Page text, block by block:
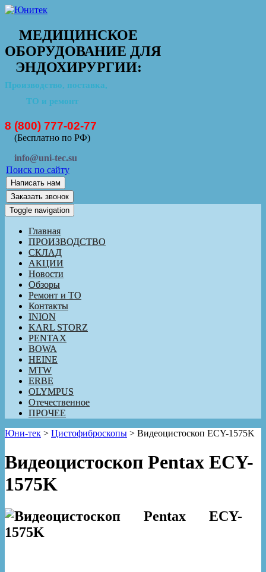
МЕДИЦИНСКОЕ
ОБОРУДОВАНИЕ ДЛЯ
ЭНДОХИРУРГИИ:
Производство, поставка,
ТО и ремонт
8 (800) 777-02-77
(Бесплатно по РФ)
info@uni-tec.su
Поиск по сайту
Написать нам
Заказать звонок
Toggle navigation
Главная
ПРОИЗВОДСТВО
СКЛАД
АКЦИИ
Новости
Обзоры
Ремонт и ТО
Контакты
INION
KARL STORZ
PENTAX
BOWA
HEINE
MTW
ERBE
OLYMPUS
Отечественное
ПРОЧЕЕ
Юни-тек > Цистофиброскопы > Видеоцистоскоп ECY-1575K
Видеоцистоскоп Pentax ECY-
1575K